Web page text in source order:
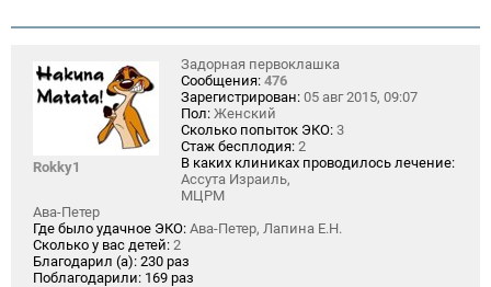
Rokky1
Задорная первоклашка
Сообщения: 476
Зарегистрирован: 05 авг 2015, 09:07
Пол: Женский
Сколько попыток ЭКО: 3
Стаж бесплодия: 2
В каких клиниках проводилось лечение:
Ассута Израиль,
МЦРМ
Ава-Петер
Где было удачное ЭКО: Ава-Петер, Лапина Е.Н.
Сколько у вас детей: 2
Благодарил (а): 230 раз
Поблагодарили: 169 раз